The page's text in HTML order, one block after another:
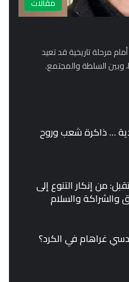
مقالات
مرحلة تاريخية قد تعيد
وبين السلطة والمجتمع.
… ذاكرة شعب وروح
من إنكار التنوع إلى
والشراكة والسلام
غراهام في الكرد؟